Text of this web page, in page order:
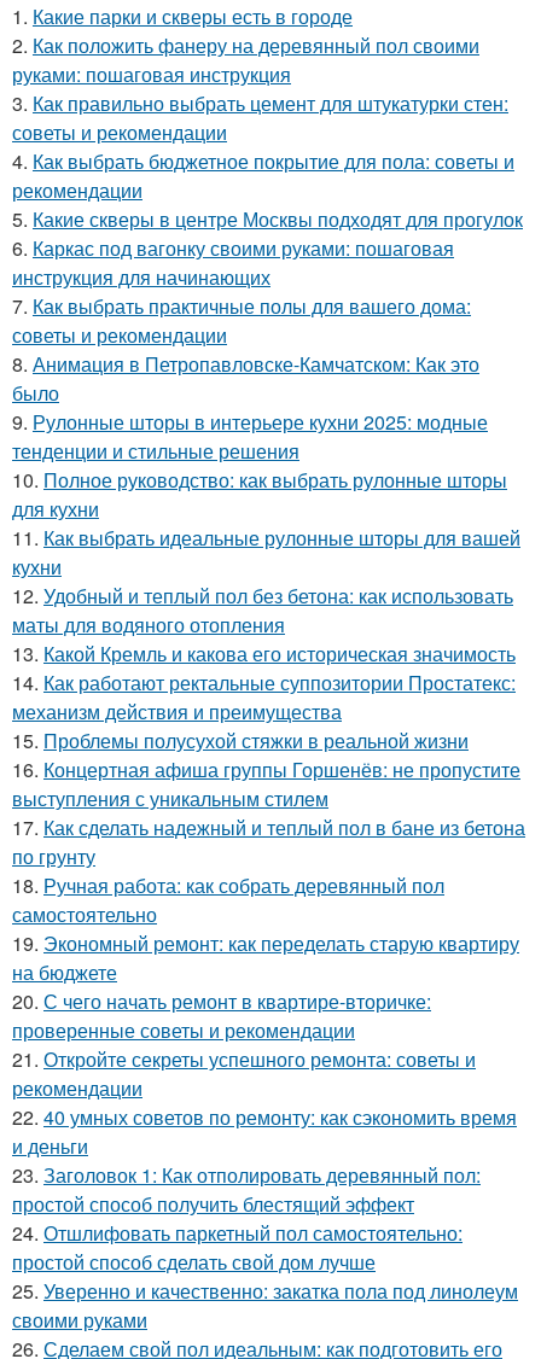
1. Какие парки и скверы есть в городе
2. Как положить фанеру на деревянный пол своими
руками: пошаговая инструкция
3. Как правильно выбрать цемент для штукатурки стен:
советы и рекомендации
4. Как выбрать бюджетное покрытие для пола: советы и
рекомендации
5. Какие скверы в центре Москвы подходят для прогулок
6. Каркас под вагонку своими руками: пошаговая
инструкция для начинающих
7. Как выбрать практичные полы для вашего дома:
советы и рекомендации
8. Анимация в Петропавловске-Камчатском: Как это
было
9. Рулонные шторы в интерьере кухни 2025: модные
тенденции и стильные решения
10. Полное руководство: как выбрать рулонные шторы
для кухни
11. Как выбрать идеальные рулонные шторы для вашей
кухни
12. Удобный и теплый пол без бетона: как использовать
маты для водяного отопления
13. Какой Кремль и какова его историческая значимость
14. Как работают ректальные суппозитории Простатекс:
механизм действия и преимущества
15. Проблемы полусухой стяжки в реальной жизни
16. Концертная афиша группы Горшенёв: не пропустите
выступления с уникальным стилем
17. Как сделать надежный и теплый пол в бане из бетона
по грунту
18. Ручная работа: как собрать деревянный пол
самостоятельно
19. Экономный ремонт: как переделать старую квартиру
на бюджете
20. С чего начать ремонт в квартире-вторичке:
проверенные советы и рекомендации
21. Откройте секреты успешного ремонта: советы и
рекомендации
22. 40 умных советов по ремонту: как сэкономить время
и деньги
23. Заголовок 1: Как отполировать деревянный пол:
простой способ получить блестящий эффект
24. Отшлифовать паркетный пол самостоятельно:
простой способ сделать свой дом лучше
25. Уверенно и качественно: закатка пола под линолеум
своими руками
26. Сделаем свой пол идеальным: как подготовить его